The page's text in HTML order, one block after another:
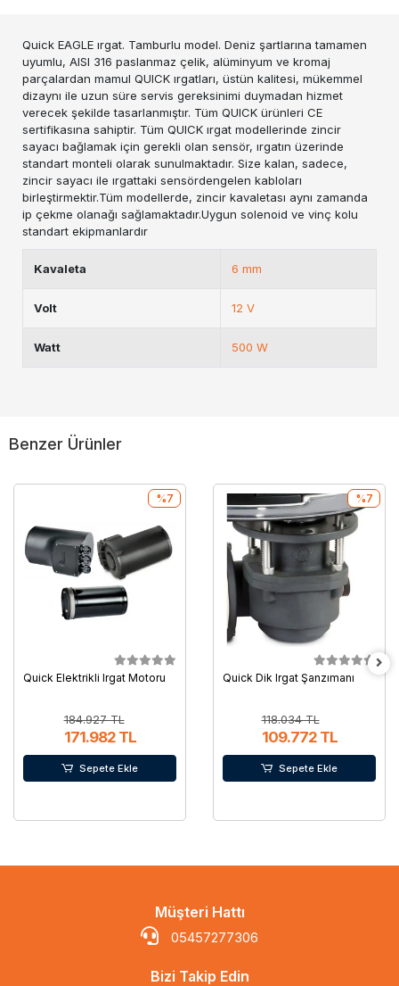
Quick EAGLE ırgat. Tamburlu model. Deniz şartlarına tamamen
uyumlu, AISI 316 paslanmaz çelik, alüminyum ve kromaj
parçalardan mamul QUICK ırgatları, üstün kalitesi, mükemmel
dizaynı ile uzun süre servis gereksinimi duymadan hizmet
verecek şekilde tasarlanmıştır. Tüm QUICK ürünleri CE
sertifikasına sahiptir. Tüm QUICK ırgat modellerinde zincir
sayacı bağlamak için gerekli olan sensör, ırgatın üzerinde
standart monteli olarak sunulmaktadır. Size kalan, sadece,
zincir sayacı ile ırgattaki sensördengelen kabloları
birleştirmektir.Tüm modellerde, zincir kavaletası aynı zamanda
ip çekme olanağı sağlamaktadır.Uygun solenoid ve vinç kolu
standart ekipmanlardır
Kavaleta 6 mm
Volt 12 V
Watt 500 W
Benzer Ürünler
Quick Elektrikli Irgat Motoru
184.927 TL
171.982 TL
%7
Sepete Ekle
Quick Dik Irgat Şanzımanı
118.034 TL
109.772 TL
%7
Sepete Ekle
Müşteri Hattı
05457277306
Bizi Takip Edin